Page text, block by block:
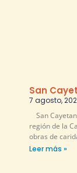
San
7 agosto,
San
región de la
obras de
Leer más »